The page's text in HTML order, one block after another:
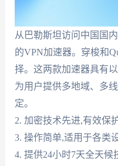
从巴勒斯坦访问中国国
的VPN加速器。穿梭和
择。这两款加速器具有
为用户提供多地域、多
定。
2. 加密技术先进,有效保
3. 操作简单,适用于各类
4. 提供24小时7天全天